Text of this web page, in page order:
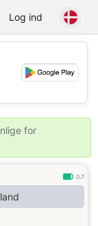
Log ind
💕
for
0.7